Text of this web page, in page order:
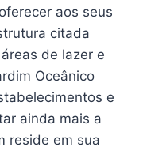
aos seus
citada
de lazer e
Oceânico
e
ainda mais a
reside em sua